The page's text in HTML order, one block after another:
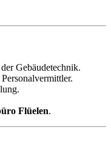
Gebäudetechnik.
Flüelen.